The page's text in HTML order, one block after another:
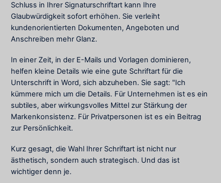
Schluss in Ihrer Signaturschriftart kann Ihre
Glaubwürdigkeit sofort erhöhen. Sie verleiht
kundenorientierten Dokumenten, Angeboten und
Anschreiben mehr Glanz.
In einer Zeit, in der E-Mails und Vorlagen dominieren,
helfen kleine Details wie eine gute Schriftart für die
Unterschrift in Word, sich abzuheben. Sie sagt: "Ich
kümmere mich um die Details. Für Unternehmen ist es ein
subtiles, aber wirkungsvolles Mittel zur Stärkung der
Markenkonsistenz. Für Privatpersonen ist es ein Beitrag
zur Persönlichkeit.
Kurz gesagt, die Wahl Ihrer Schriftart ist nicht nur
ästhetisch, sondern auch strategisch. Und das ist
wichtiger denn je.